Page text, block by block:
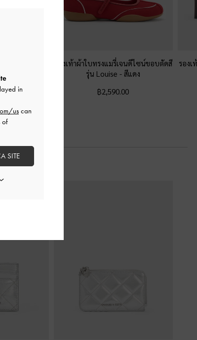
ระดับหมุดรุ่น
ดง
รองเท้าผ้าใบทรงแมรี่เจนดีไซน์ขอบตัดสี
รุ่น Louise-สีแดง
฿2,590.00
รอง
in
us can
of
SITE